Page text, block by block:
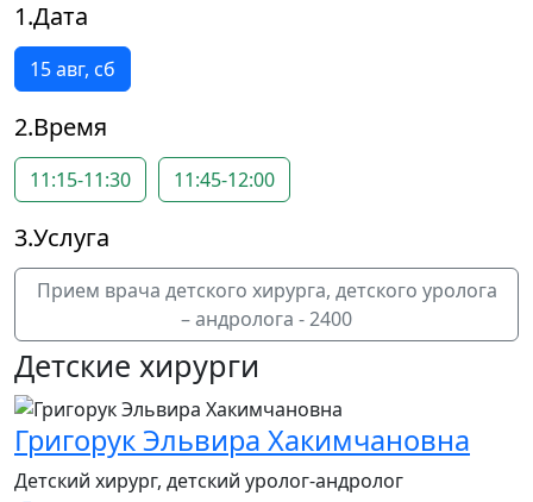
1.Дата
15 авг, сб
2.Время
11:15-11:30 11:45-12:00
3.Услуга
Прием врача детского хирурга, детского уролога
– андролога - 2400
Детские хирурги
Григорук Эльвира Хакимчановна
Детский хирург, детский уролог-андролог